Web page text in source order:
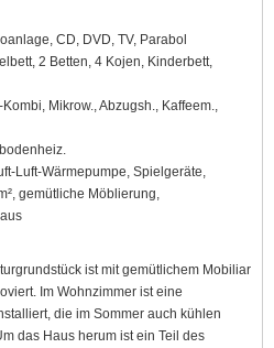
CD, DVD, TV, Parabol
2 Betten, 4 Kojen, Kinderbett,
Mikrow., Abzugsh., Kaffeem.,
Luft-Wärmepumpe, Spielgeräte,
gemütliche Möblierung,
ist mit gemütlichem Mobiliar
Im Wohnzimmer ist eine
die im Sommer auch kühlen
das Haus herum ist ein Teil des